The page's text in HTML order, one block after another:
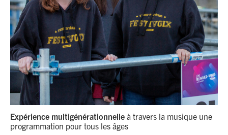
Expérience multigénérationnelle à travers la musique une
programmation pour tous les âges